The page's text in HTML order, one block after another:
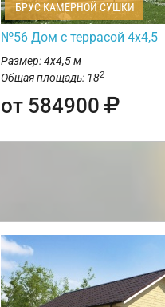
БРУС КАМЕРНОЙ СУШКИ
№56 Дом с террасой 4х4,5
Размер: 4х4,5 м
Общая площадь: 182
от 584900